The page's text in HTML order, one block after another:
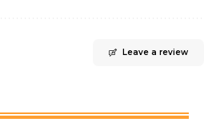
Leave a review